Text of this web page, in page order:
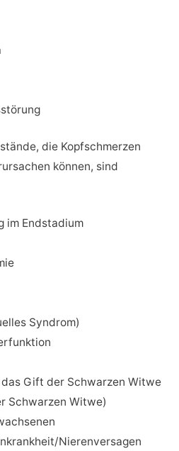
die Kopfschmerzen
können, sind
im Endstadium
Syndrom)
Gift der Schwarzen Witwe
Schwarzen Witwe)
Nierenversagen